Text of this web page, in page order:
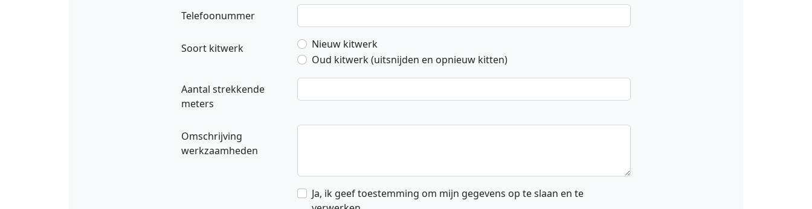
Telefoonummer
Soort kitwerk
Nieuw kitwerk
Oud kitwerk (uitsnijden en opnieuw kitten)
Aantal strekkende
meters
Omschrijving
werkzaamheden
Ja, ik geef toestemming om mijn gegevens op te slaan en te